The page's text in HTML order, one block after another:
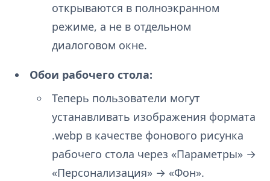
открываются в полноэкранном
режиме, а не в отдельном
диалоговом окне.
Обои рабочего стола:
Теперь пользователи могут
устанавливать изображения формата
.webp в качестве фонового рисунка
рабочего стола через «Параметры» →
«Персонализация» → «Фон».